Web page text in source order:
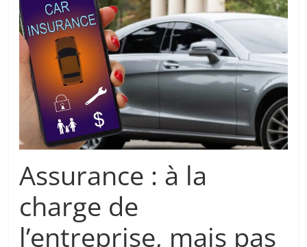
Assurance : à la
charge de
l’entreprise, mais pas